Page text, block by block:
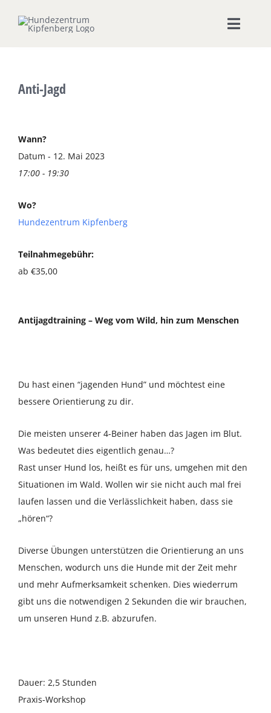
Inhalt
Toggle
Seminare & Workshops
Unsere Shops
Ernährungsberatung
Terminkalender
Öffnungszeiten
Anti-Jagd
Wann?
Datum - 12. Mai 2023
17:00 - 19:30
Wo?
Hundezentrum Kipfenberg
Teilnahmegebühr:
ab €35,00
Antijagdtraining – Weg vom Wild, hin zum Menschen
Du hast einen “jagenden Hund” und möchtest eine
bessere Orientierung zu dir.
Die meisten unserer 4-Beiner haben das Jagen im Blut.
Was bedeutet dies eigentlich genau…?
Rast unser Hund los, heißt es für uns, umgehen mit den
Situationen im Wald. Wollen wir sie nicht auch mal frei
laufen lassen und die Verlässlichkeit haben, dass sie
„hören“?
Diverse Übungen unterstützen die Orientierung an uns
Menschen, wodurch uns die Hunde mit der Zeit mehr
und mehr Aufmerksamkeit schenken. Dies wiederrum
gibt uns die notwendigen 2 Sekunden die wir brauchen,
um unseren Hund z.B. abzurufen.
Dauer: 2,5 Stunden
Praxis-Workshop